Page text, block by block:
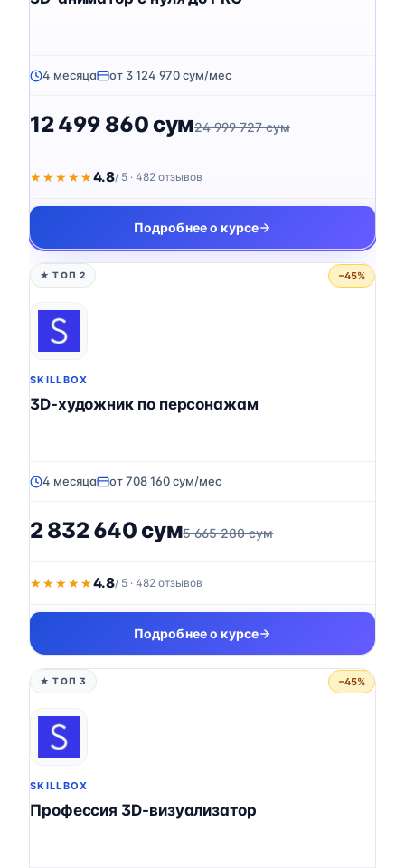
4 месяца от 3 124 970 сум/мес
12 499 860 сум24 999 727 сум
★★★★★
★★★★★4.8/ 5 · 482 отзывов
Подробнее о курсе
★ ТОП 2 −45%
SKILLBOX
3D-художник по персонажам
4 месяца от 708 160 сум/мес
2 832 640 сум5 665 280 сум
★★★★★
★★★★★4.8/ 5 · 482 отзывов
Подробнее о курсе
★ ТОП 3 −45%
SKILLBOX
Профессия 3D-визуализатор